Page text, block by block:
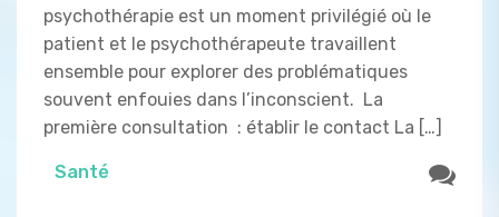
psychothérapie est un moment privilégié où le
patient et le psychothérapeute travaillent
ensemble pour explorer des problématiques
souvent enfouies dans l’inconscient. La
première consultation : établir le contact La […]
Santé